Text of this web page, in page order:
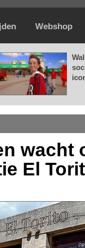
Webshop
wacht
El